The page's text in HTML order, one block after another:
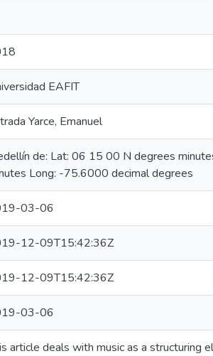
EAFIT
Yarce, Emanuel
de: Lat: 06 15 00 N degrees
Long: -75.6000 decimal degrees
03-06
12-09T15:42:36Z
12-09T15:42:36Z
03-06
article deals with music as a